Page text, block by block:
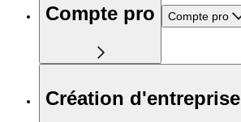
Compte pro Compte pro
Création d'entreprise